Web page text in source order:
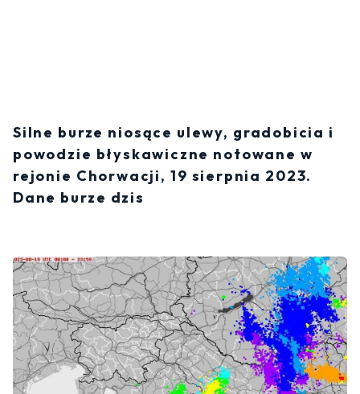
Silne burze niosące ulewy, gradobicia i
powodzie błyskawiczne notowane w
rejonie Chorwacji, 19 sierpnia 2023.
Dane burze dzis